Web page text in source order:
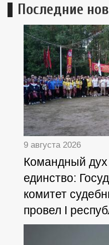
Последние
9 августа 2026
Командный дух
единство:
комитет
провел I
туристский